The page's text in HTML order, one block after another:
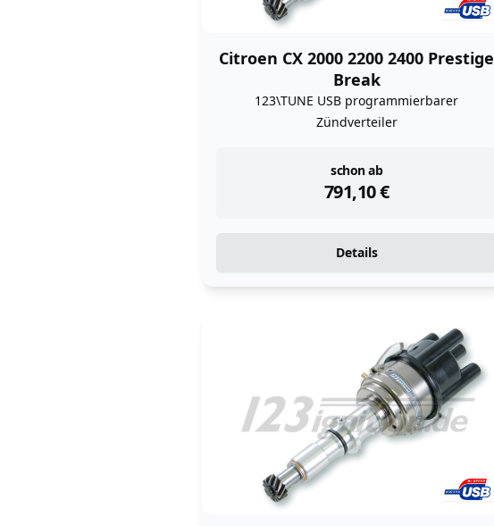
Citroen CX 2000 2200 2400 Prestige
Break
123\TUNE USB programmierbarer
Zündverteiler
schon ab
791,10€
instock
Details